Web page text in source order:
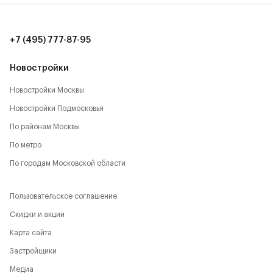
Указана конечная стоимость.
Новостройки
Новостройки Москвы
Новостройки Подмосковья
По районам Москвы
По метро
По городам Московской области
+7 (495) 777-87-95
Пользовательское соглашение
Скидки и акции
Карта сайта
Застройщики
Медиа